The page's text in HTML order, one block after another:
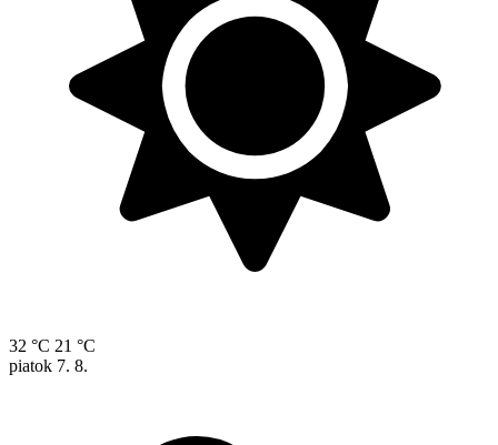
32 °C 21 °C
piatok 7. 8.